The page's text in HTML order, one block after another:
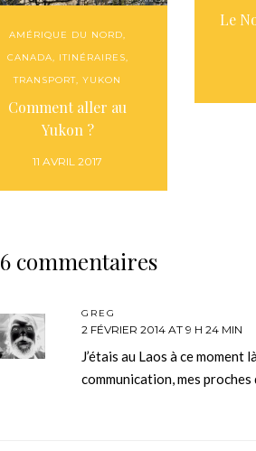
AMÉRIQUE DU NORD,
CANADA, ITINÉRAIRES,
TRANSPORT,YUKON
Comment aller au
Yukon ?
11 AVRIL 2017
Le
6 commentaires
GREG
2 FÉVRIER 2014 AT 9 H 24 MIN
J’étais au Laos à ce
communication, mes